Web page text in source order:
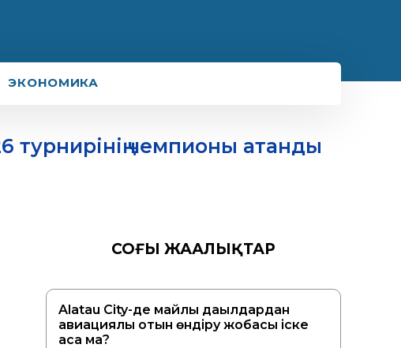
ЭКОНОМИКА
турнирінің чемпионы атанды
СОҢҒЫ ЖАҢАЛЫҚТАР
Alatau City-де майлы дақылдардан
авиациялық отын өндіру жобасы іске
аса ма?